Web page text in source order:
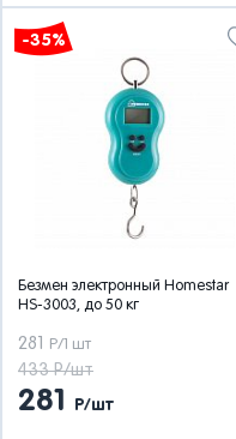
-35%
Безмен электронный Homestar
HS-3003, до 50 кг
281 Р/1 шт
433 Р/шт
281 Р/шт